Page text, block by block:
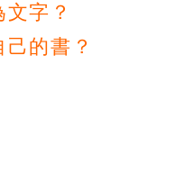
字？
的書？